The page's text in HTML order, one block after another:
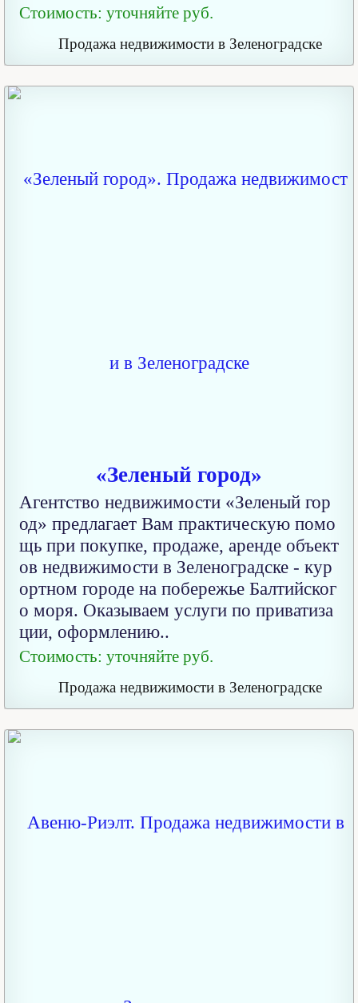
Стоимость: уточняйте руб.
Продажа недвижимости в Зеленоградске
«Зеленый город»
Агентство недвижимости «Зеленый гор
од» предлагает Вам практическую помо
щь при покупке, продаже, аренде объект
ов недвижимости в Зеленоградске - кур
ортном городе на побережье Балтийског
о моря. Оказываем услуги по приватиза
ции, оформлению..
Стоимость: уточняйте руб.
Продажа недвижимости в Зеленоградске